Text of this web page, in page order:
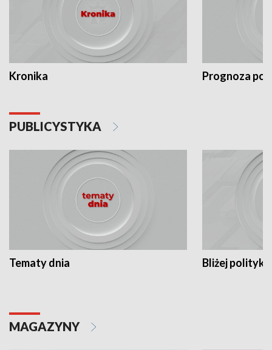
Kronika Prognoza
PUBLICYSTYKA
Tematy dnia Bliżej polityki
MAGAZYNY